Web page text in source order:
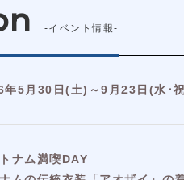
-イベント情報-
年5月30日(土)～9月23日(水･
ナム満喫DAY